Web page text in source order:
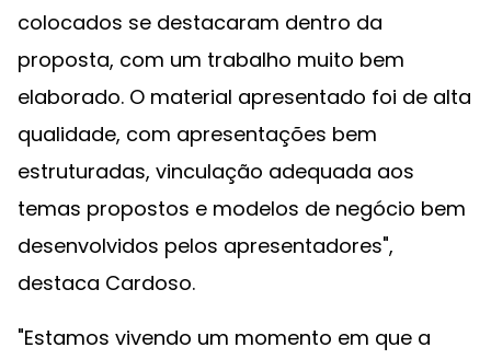
colocados se destacaram dentro da
proposta, com um trabalho muito bem
elaborado. O material apresentado foi de alta
qualidade, com apresentações bem
estruturadas, vinculação adequada aos
temas propostos e modelos de negócio bem
desenvolvidos pelos apresentadores",
destaca Cardoso.
"Estamos vivendo um momento em que a